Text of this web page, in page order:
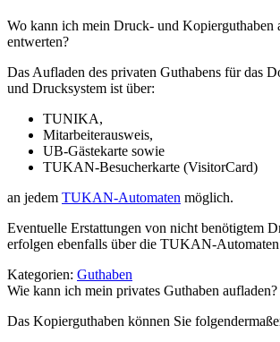
Wo kann ich mein Druck- und Kopierguthaben
entwerten?
Das Aufladen des privaten Guthabens für das
und Drucksystem ist über:
TUNIKA,
Mitarbeiterausweis,
UB-Gästekarte sowie
TUKAN-Besucherkarte (VisitorCard)
an jedem TUKAN-Automaten möglich.
Eventuelle Erstattungen von nicht benötigtem
erfolgen ebenfalls über die TUKAN-
Kategorien: Guthaben
Wie kann ich mein privates Guthaben aufladen?
Das Kopierguthaben können Sie